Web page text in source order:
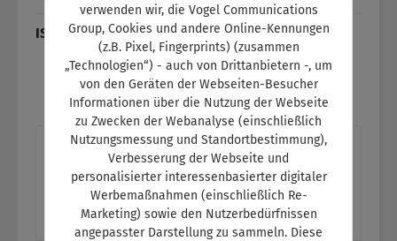
ISBN: SW11162
Beschreibung
Titelthema: Biest mit CharakterWie Designer
es schaffen, mit ihren Entwürfen Emotionen zu
wecken Ein Thema im Schulungsteil:…Mehr
verwenden wir, die Vogel Communications
Group, Cookies und andere Online-Kennungen
(z.B. Pixel, Fingerprints) (zusammen
„Technologien“) - auch von Drittanbietern -, um
von den Geräten der Webseiten-Besucher
Informationen über die Nutzung der Webseite
zu Zwecken der Webanalyse (einschließlich
Nutzungsmessung und Standortbestimmung),
Verbesserung der Webseite und
personalisierter interessenbasierter digitaler
Werbemaßnahmen (einschließlich Re-
Marketing) sowie den Nutzerbedürfnissen
angepasster Darstellung zu sammeln. Diese